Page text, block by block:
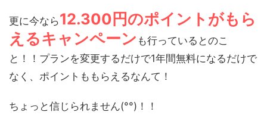
更に今なら12.300円のポイントがもら
えるキャンペーン も行っているとのこ
と！！プランを変更するだけで1年間無料になるだけで
なく、ポイントももらえるなんて！
ちょっと信じられません(°°)！！